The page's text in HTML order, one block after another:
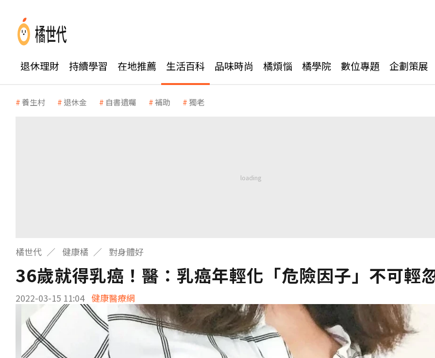
退休理財 持續學習 在地推薦 生活百科 品味時尚 橘煩惱 橘學院 數位專題 企劃策展
養生村 退休金 自書遺囑 補助 獨老
橘世代 健康橘 對身體好
36歲就得乳癌！醫：乳癌年輕化「危險因子」不可輕
2022-03-15 11:04 健康醫療網